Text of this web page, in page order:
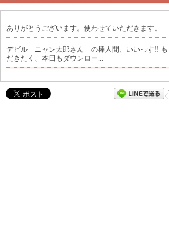
ありがとうございます。使わせていただきます。
デビル ニャン太郎さん の棒人間、いいっす!! も
だきたく、本日もダウンロー...